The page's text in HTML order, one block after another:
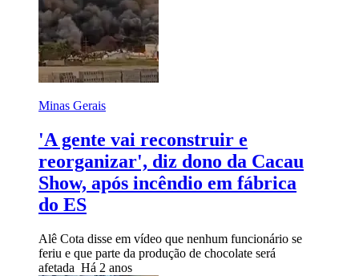
Minas Gerais
'A gente vai reconstruir e
reorganizar', diz dono da Cacau
Show, após incêndio em fábrica
do ES
Alê Cota disse em vídeo que nenhum funcionário se
feriu e que parte da produção de chocolate será
afetada Há 2 anos